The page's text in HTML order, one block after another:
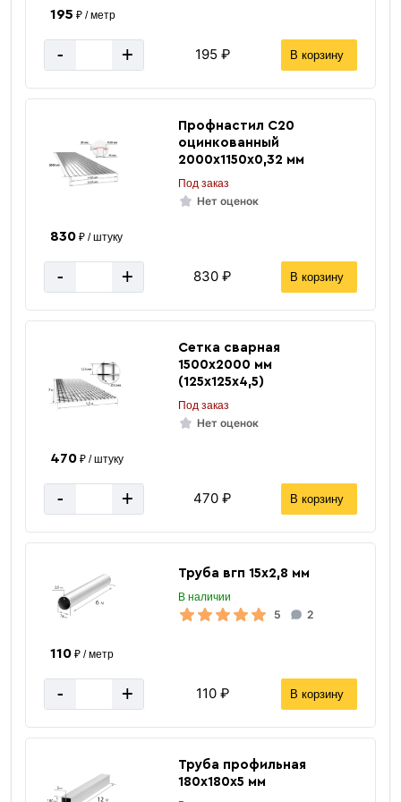
195 ₽ / метр
- + 195 ₽ В корзину
Профнастил C20
оцинкованный
2000х1150х0,32 мм
Под заказ
Нет оценок
830₽ / штуку
- + 830 ₽ В корзину
Сетка сварная
1500х2000 мм
(125х125х4,5)
Под заказ
Нет оценок
470₽ / штуку
- + 470 ₽ В корзину
Труба вгп 15х2,8 мм
В наличии
5 2
110₽ / метр
- + 110 ₽ В корзину
Труба профильная
180х180х5 мм
«В корзину»
«Быстрый заказ»
Размер М14
Стандарт ГОСТ 5915-70/5927-70/15526-70
для крепления элементов
конструкций болтами, шпильками
и винтами.